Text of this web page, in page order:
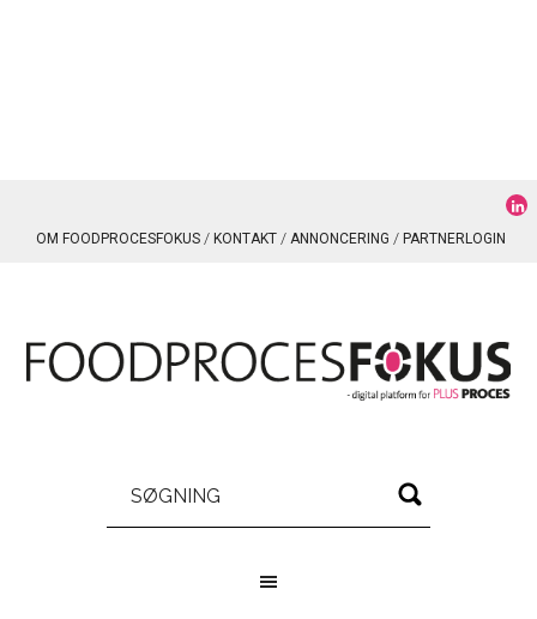
OM FOODPROCESFOKUS KONTAKT ANNONCERING PARTNERLOGIN